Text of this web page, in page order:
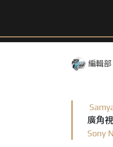
編輯部
廣角
Sony